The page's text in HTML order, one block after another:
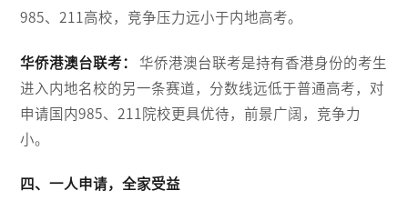
985、211高校，竞争压力远小于内地高考。
华侨港澳台联考：
华侨港澳台联考是持有香港身份的考生
进入内地名校的另一条赛道，分数线远低于普通高考，对
申请国内985、211院校更具优待，前景广阔，竞争力
小。
四、一人申请，全家受益